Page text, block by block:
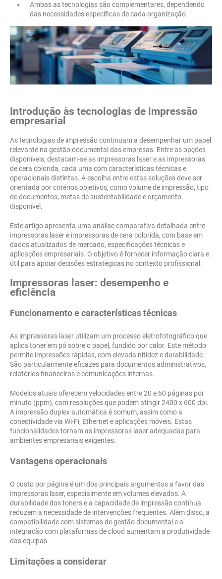
Ambas as tecnologias são complementares, dependendo
das necessidades específicas de cada organização.
Introdução às tecnologias de impressão
empresarial
As tecnologias de impressão continuam a desempenhar um papel
relevante na gestão documental das empresas. Entre as opções
disponíveis, destacam-se as impressoras laser e as impressoras
de cera colorida, cada uma com características técnicas e
operacionais distintas. A escolha entre estas soluções deve ser
orientada por critérios objetivos, como volume de impressão, tipo
de documentos, metas de sustentabilidade e orçamento
disponível.
Este artigo apresenta uma análise comparativa detalhada entre
impressoras laser e impressoras de cera colorida, com base em
dados atualizados de mercado, especificações técnicas e
aplicações empresariais. O objetivo é fornecer informação clara e
útil para apoiar decisões estratégicas no contexto profissional.
Impressoras laser: desempenho e
eficiência
Funcionamento e características técnicas
As impressoras laser utilizam um processo eletrofotográfico que
aplica toner em pó sobre o papel, fundido por calor. Este método
permite impressões rápidas, com elevada nitidez e durabilidade.
São particularmente eficazes para documentos administrativos,
relatórios financeiros e comunicações internas.
Modelos atuais oferecem velocidades entre 20 e 60 páginas por
minuto (ppm), com resoluções que podem atingir 2400 x 600 dpi.
A impressão duplex automática é comum, assim como a
conectividade via Wi-Fi, Ethernet e aplicações móveis. Estas
funcionalidades tornam as impressoras laser adequadas para
ambientes empresariais exigentes.
Vantagens operacionais
O custo por página é um dos principais argumentos a favor das
impressoras laser, especialmente em volumes elevados. A
durabilidade dos toners e a capacidade de impressão contínua
reduzem a necessidade de intervenções frequentes. Além disso, a
compatibilidade com sistemas de gestão documental e a
integração com plataformas de cloud aumentam a produtividade
das equipas.
Limitações a considerar